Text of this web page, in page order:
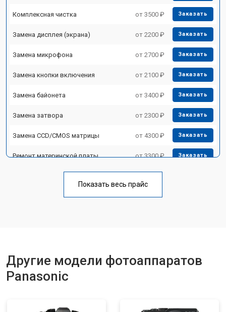
Комплексная чистка от 3500 ₽ Заказать
Замена дисплея (экрана) от 2200 ₽ Заказать
Замена микрофона от 2700 ₽ Заказать
Замена кнопки включения от 2100 ₽ Заказать
Замена байонета от 3400 ₽ Заказать
Замена затвора от 2300 ₽ Заказать
Замена CCD/CMOS матрицы от 4300 ₽ Заказать
Ремонт материнской платы от 3300 ₽ Заказать
Показать весь прайс
Другие модели фотоаппаратов
Panasonic